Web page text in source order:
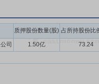
法人治理结构完善，具备健全
制，持续优化组织机构、管
链安全性管控，提升企业应
目管理体系，推动项目管理
质押股份数量(股) 占所持股份比
司 1.50亿 73.24